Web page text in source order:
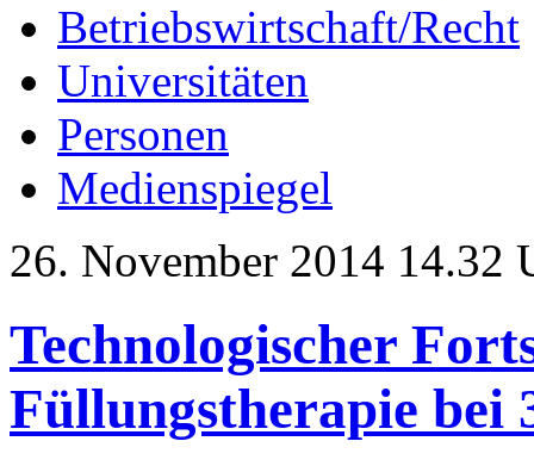
Betriebswirtschaft/Recht
Universitäten
Personen
Medienspiegel
26. November 2014 14.32
Technologischer
Füllungstherapie bei